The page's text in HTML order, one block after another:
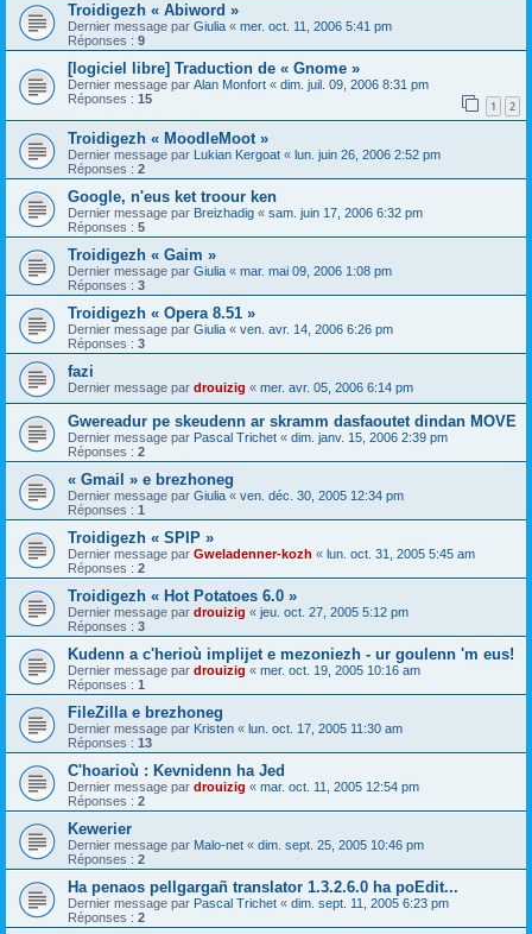
Troidigezh « Abiword »
Dernier message par Giulia « mer. oct. 11, 2006 5:41 pm
Réponses : 9
[logiciel libre] Traduction de « Gnome »
Dernier message par Alan Monfort « dim. juil. 09, 2006 8:31 pm
Réponses : 15 1 2
Troidigezh « MoodleMoot »
Dernier message par Lukian Kergoat « lun. juin 26, 2006 2:52 pm
Réponses : 2
Google, n'eus ket troour ken
Dernier message par Breizhadig « sam. juin 17, 2006 6:32 pm
Réponses : 5
Troidigezh « Gaim »
Dernier message par Giulia « mar. mai 09, 2006 1:08 pm
Réponses : 3
Troidigezh « Opera 8.51 »
Dernier message par Giulia « ven. avr. 14, 2006 6:26 pm
Réponses : 3
fazi
Dernier message par drouizig « mer. avr. 05, 2006 6:14 pm
Gwereadur pe skeudenn ar skramm dasfaoutet dindan MOVE
Dernier message par Pascal Trichet « dim. janv. 15, 2006 2:39 pm
Réponses : 2
« Gmail » e brezhoneg
Dernier message par Giulia « ven. déc. 30, 2005 12:34 pm
Réponses : 1
Troidigezh « SPIP »
Dernier message par Gweladenner-kozh « lun. oct. 31, 2005 5:45 am
Réponses : 2
Troidigezh « Hot Potatoes 6.0 »
Dernier message par drouizig « jeu. oct. 27, 2005 5:12 pm
Réponses : 3
Kudenn a c'herioù implijet e mezoniezh - ur goulenn 'm eus!
Dernier message par drouizig « mer. oct. 19, 2005 10:16 am
Réponses : 1
FileZilla e brezhoneg
Dernier message par Kristen « lun. oct. 17, 2005 11:30 am
Réponses : 13
C'hoarioù : Kevnidenn ha Jed
Dernier message par drouizig « mar. oct. 11, 2005 12:54 pm
Réponses : 2
Kewerier
Dernier message par Malo-net « dim. sept. 25, 2005 10:46 pm
Réponses : 2
Ha penaos pellgargañ translator 1.3.2.6.0 ha poEdit...
Dernier message par Pascal Trichet « dim. sept. 11, 2005 6:23 pm
Réponses : 2